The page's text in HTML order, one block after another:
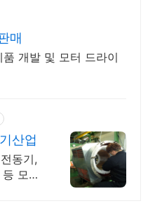
매
개발 및 모터 드라이
산업
동기,
모터